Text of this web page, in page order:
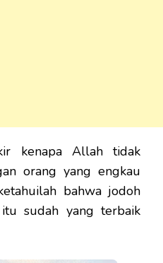
kenapa Allah tidak
orang yang engkau
bahwa jodoh
sudah yang terbaik